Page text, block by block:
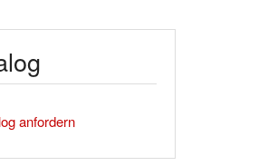
anfordern